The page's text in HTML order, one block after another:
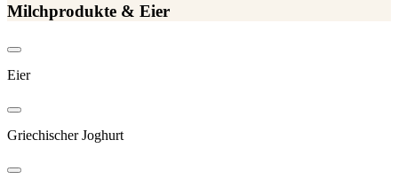
Milchprodukte & Eier
Eier
Griechischer Joghurt